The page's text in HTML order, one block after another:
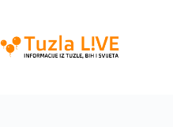
content